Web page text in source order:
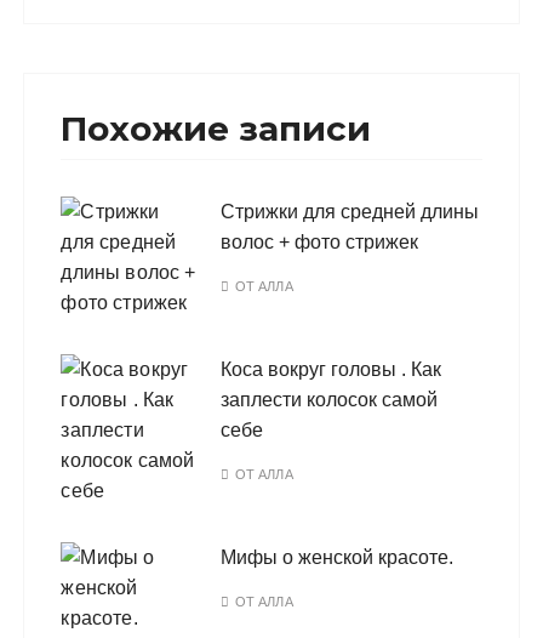
Похожие записи
Стрижки для средней длины
волос + фото стрижек
ОТАЛЛА
Коса вокруг головы . Как
заплести колосок самой
себе
ОТАЛЛА
Мифы о женской красоте.
ОТАЛЛА